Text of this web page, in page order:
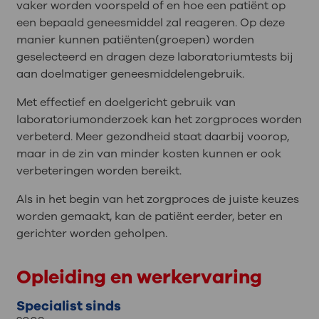
vaker worden voorspeld of en hoe een patiënt op
een bepaald geneesmiddel zal reageren. Op deze
manier kunnen patiënten(groepen) worden
geselecteerd en dragen deze laboratoriumtests bij
aan doelmatiger geneesmiddelengebruik.
Met effectief en doelgericht gebruik van
laboratoriumonderzoek kan het zorgproces worden
verbeterd. Meer gezondheid staat daarbij voorop,
maar in de zin van minder kosten kunnen er ook
verbeteringen worden bereikt.
Als in het begin van het zorgproces de juiste keuzes
worden gemaakt, kan de patiënt eerder, beter en
gerichter worden geholpen.
Opleiding en werkervaring
Specialist sinds